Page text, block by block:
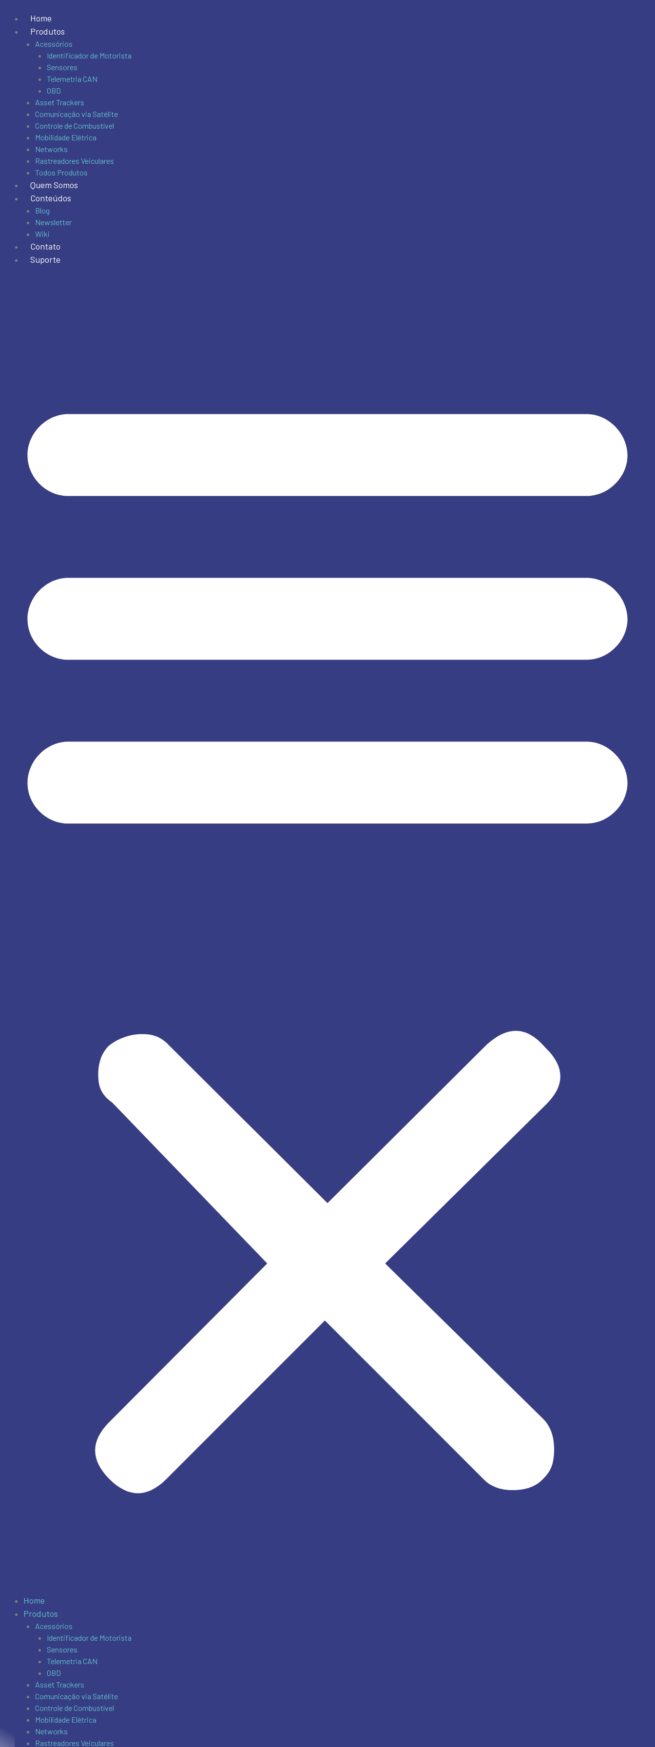
Home
Produtos
Acessórios
Identificador de Motorista
Sensores
Telemetria CAN
OBD
Asset Trackers
Comunicação via Satélite
Controle de Combustível
Mobilidade Elétrica
Networks
Rastreadores Veiculares
Todos Produtos
Quem Somos
Conteúdos
Blog
Newsletter
Wiki
Contato
Suporte
Home
Produtos
Acessórios
Identificador de Motorista
Sensores
Telemetria CAN
OBD
Asset Trackers
Comunicação via Satélite
Controle de Combustível
Mobilidade Elétrica
Networks
Rastreadores Veiculares